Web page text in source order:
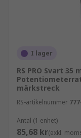
I lager
RS PRO Svart
märkstreck
RS-artikelnummer
Antal (1 enhet)
85,68 kr(exkl.